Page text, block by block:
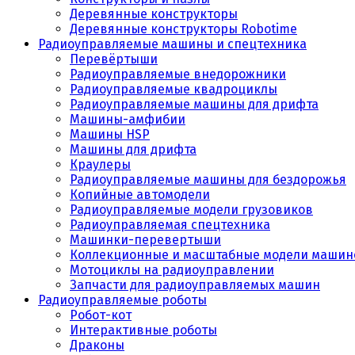
Деревянные конструкторы
Деревянные конструкторы Robotime
Радиоуправляемые машины и спецтехника
Перевёртыши
Радиоуправляемые внедорожники
Радиоуправляемые квадроциклы
Радиоуправляемые машины для дрифта
Машины-амфибии
Машины HSP
Машины для дрифта
Краулеры
Радиоуправляемые машины для бездорожья
Копийные автомодели
Радиоуправляемые модели грузовиков
Радиоуправляемая спецтехника
Машинки-перевертыши
Коллекционные и масштабные модели
Мотоциклы на радиоуправлении
Запчасти для радиоуправляемых машин
Радиоуправляемые роботы
Робот-кот
Интерактивные роботы
Драконы